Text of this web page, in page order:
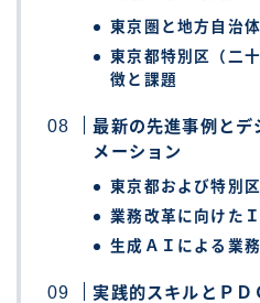
東京圏と地方自治
東京都特別区（二
徴と課題
最新の先進事例とデ
メーション
東京都および特別
業務改革に向けた
生成ＡＩによる業
実践的スキルとＰ